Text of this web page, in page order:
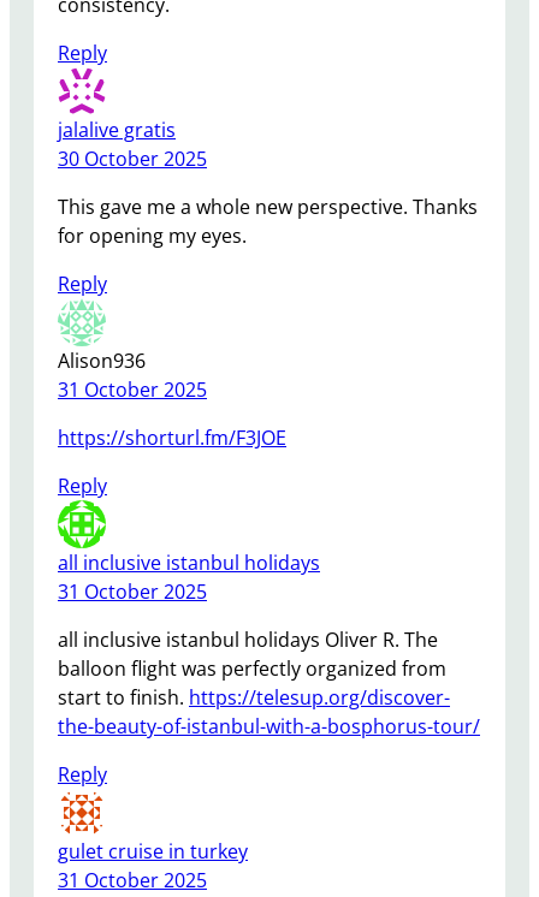
Reply
jalalive gratis
30 October 2025
This gave me a whole new perspective. Thanks
for opening my eyes.
Reply
Alison936
31 October 2025
https://shorturl.fm/F3JOE
Reply
all inclusive istanbul holidays
31 October 2025
all inclusive istanbul holidays Oliver R. The
balloon flight was perfectly organized from
start to finish. https://telesup.org/discover-
the-beauty-of-istanbul-with-a-bosphorus-tour/
Reply
gulet cruise in turkey
31 October 2025